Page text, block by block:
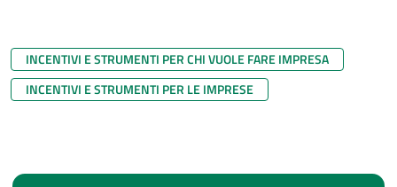
INCENTIVI E STRUMENTI PER CHI VUOLE FARE IMPRESA
INCENTIVI E STRUMENTI PER LE IMPRESE